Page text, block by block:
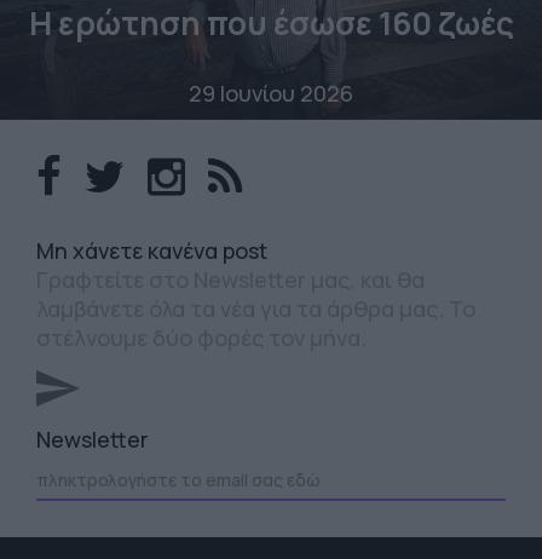
Η ερώτηση που έσωσε 160 ζωές
29 Ιουνίου 2026
Mη χάνετε κανένα post
Newsletter